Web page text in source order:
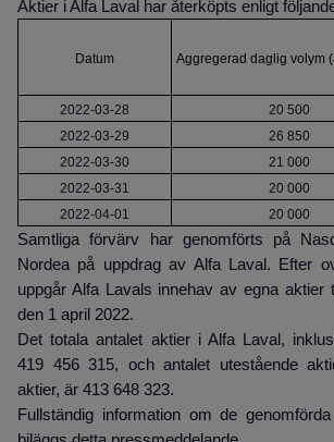
Aktier i Alfa Laval har återköpts enligt
Datum Aggregerad daglig volym
2022-03-28
20 500
2022-03-29
26 850
2022-03-30
21 000
2022-03-31
20 000
2022-04-01
20 000
Samtliga förvärv har genomförts på
Nordea på uppdrag av Alfa Laval. Efter
uppgår Alfa Lavals innehav av egna aktier
den 1 april 2022.
Det totala antalet aktier i Alfa Laval,
419 456 315, och antalet utestående
aktier, är 413 648 323.
Fullständig information om de